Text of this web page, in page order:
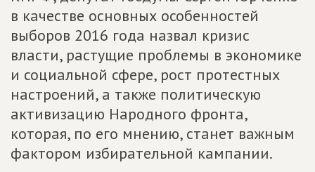
в качестве основных особенностей
выборов 2016 года назвал кризис
власти, растущие проблемы в экономике
и социальной сфере, рост протестных
настроений, а также политическую
активизацию Народного фронта,
которая, по его мнению, станет важным
фактором избирательной кампании.